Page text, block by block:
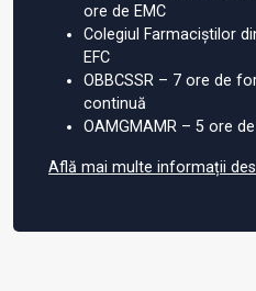
ore de EMC
Colegiul Farmaciștilor
EFC
OBBCSSR – 7 ore de
continuă
OAMGMAMR – 5 ore de
Află mai multe informații